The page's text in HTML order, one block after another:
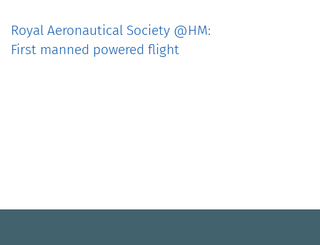
Royal Aeronautical Society @HM:
First manned powered flight